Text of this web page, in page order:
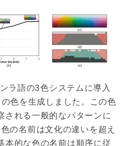
ラ語の3色システムに導入
色を生成しました。この色
される一般的なパターンに
の名前は文化の違いを超え
本的な色の名前は順序に従